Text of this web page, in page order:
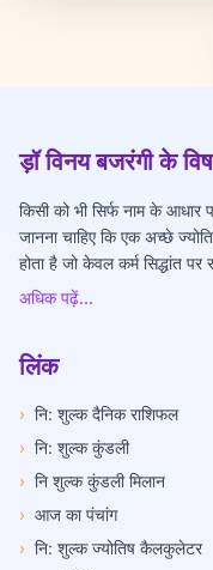
ड़ॉ विनय बजरंगी के
किसी को भी सिर्फ नाम के आधार
जानना चाहिए कि एक अच्छे
होता है जो केवल कर्म सिद्धांत
अधिक पढ़ें...
लिंक
› नि: शुल्क दैनिक राशिफल
› नि: शुल्क कुंडली
› नि शुल्क कुंडली मिलान
› आज का पंचांग
› नि: शुल्क ज्योतिष कैलकुलेटर